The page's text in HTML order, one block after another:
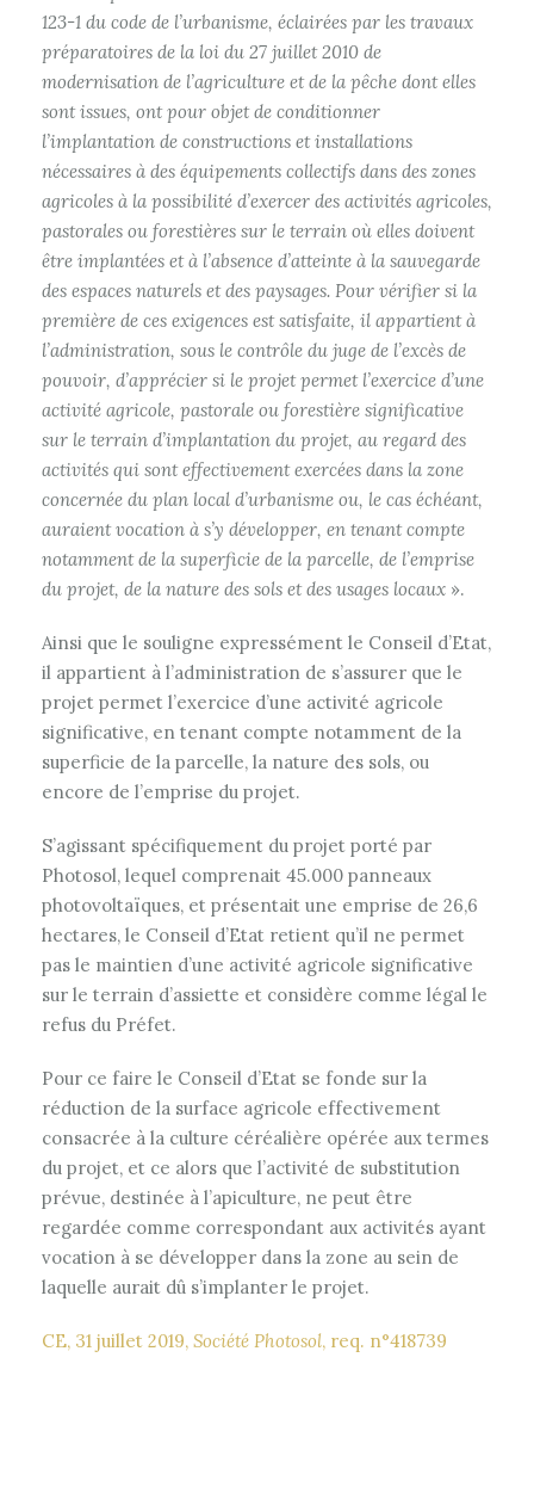
123-1 du code de l’urbanisme, éclairées par les travaux
préparatoires de la loi du 27 juillet 2010 de
modernisation de l’agriculture et de la pêche dont elles
sont issues, ont pour objet de conditionner
l’implantation de constructions et installations
nécessaires à des équipements collectifs dans des zones
agricoles à la possibilité d’exercer des activités agricoles,
pastorales ou forestières sur le terrain où elles doivent
être implantées et à l’absence d’atteinte à la sauvegarde
des espaces naturels et des paysages. Pour vérifier si la
première de ces exigences est satisfaite, il appartient à
l’administration, sous le contrôle du juge de l’excès de
pouvoir, d’apprécier si le projet permet l’exercice d’une
activité agricole, pastorale ou forestière significative
sur le terrain d’implantation du projet, au regard des
activités qui sont effectivement exercées dans la zone
concernée du plan local d’urbanisme ou, le cas échéant,
auraient vocation à s’y développer, en tenant compte
notamment de la superficie de la parcelle, de l’emprise
du projet, de la nature des sols et des usages locaux ».
Ainsi que le souligne expressément le Conseil d’Etat,
il appartient à l’administration de s’assurer que le
projet permet l’exercice d’une activité agricole
significative, en tenant compte notamment de la
superficie de la parcelle, la nature des sols, ou
encore de l’emprise du projet.
S’agissant spécifiquement du projet porté par
Photosol, lequel comprenait 45.000 panneaux
photovoltaïques, et présentait une emprise de 26,6
hectares, le Conseil d’Etat retient qu’il ne permet
pas le maintien d’une activité agricole significative
sur le terrain d’assiette et considère comme légal le
refus du Préfet.
Pour ce faire le Conseil d’Etat se fonde sur la
réduction de la surface agricole effectivement
consacrée à la culture céréalière opérée aux termes
du projet, et ce alors que l’activité de substitution
prévue, destinée à l’apiculture, ne peut être
regardée comme correspondant aux activités ayant
vocation à se développer dans la zone au sein de
laquelle aurait dû s’implanter le projet.
CE, 31 juillet 2019, Société Photosol, req. n°418739